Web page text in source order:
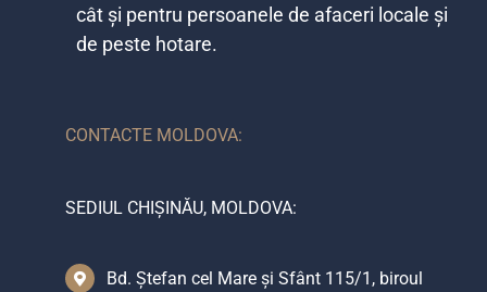
cât și pentru persoanele de afaceri locale și
de peste hotare.​
CONTACTE MOLDOVA:
SEDIUL CHIȘINĂU, MOLDOVA:
Bd. Ștefan cel Mare și Sfânt 115/1, biroul